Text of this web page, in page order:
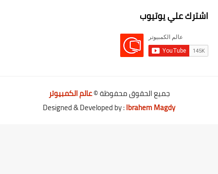
اشترك علي يوتيوب
جميع الحقوق محفوظة ©عالم الكمبيوتر
Designed & Developed by :Ibrahem Magdy